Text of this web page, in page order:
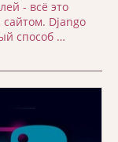
- всё это
сайтом. Django
способ …